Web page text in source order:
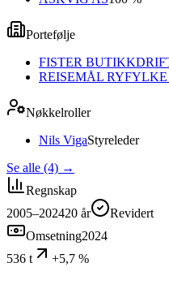
Portefølje
FISTER
REISEMÅL RYFYLKE
Nøkkelroller
Nils VigaStyreleder
Se alle (4) →
Regnskap
2005–202420 år
Revidert
Omsetning2024
536 t
+5,7 %